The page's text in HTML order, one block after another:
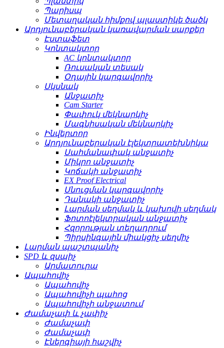
Պարիսպ
Մետաղական հիմքով պլաստիկե ծածկ
Արդյունաբերական կառավարման սարքեր
Էստաֆետ
Կոնտակտոր
AC կոնտակտոր
Ռուսական տեսակ
Օդային կարգավորիչ
Սկսնակ
Անջատիչ
Cam Starter
Փափուկ մեկնարկիչ
Մագնիսական մեկնարկիչ
Ինվերտոր
Արդյունաբերական էլեկտրատեխնիկա
Սահմանափակ անջատիչ
Միկրո անջատիչ
Կոճակի անջատիչ
EX Proof Electrical
Սնուցման կարգավորիչ
Դանակի անջատիչ
Լարման սեղմակ և կախովի սեղմակ
Ֆոտոէլեկտրական անջատիչ
Հզորության տեղադրում
Պիրսինգային միակցիչ սեղմիչ
Լարման պաշտպանիչ
SPD և զսպիչ
Արմատուրա
Ապահովիչ
Ապահովիչ
Ապահովիչի պահոց
Ապահովիչի անջատում
Ժամաչափ և չափիչ
Ժամաչափ
Ժամաչափ
Էներգիայի հաշվիչ